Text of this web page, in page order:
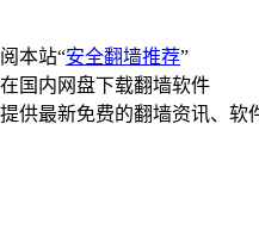
本站“安全翻墙推荐”
国内网盘下载翻墙软件
供最新免费的翻墙资讯、软